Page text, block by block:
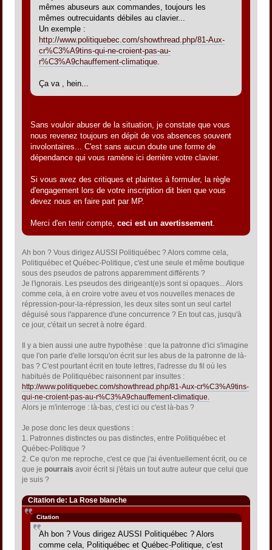
mêmes abuseurs aux commandes, toujours les
mêmes outrecuidants débiles au clavier...
Un exemple :
http://www.politiquebec.com/showthread.php/81-Aux-
cr%C3%A9tins-qui-ne-croient-pas-au-
r%C3%A9chauffement-climatique
Ça va , hein...
Sans vouloir abuser de la situation, je constate que vous
nous revenez toujours en dépit de vos absences souvent
involontaires... C'est sans aucun doute une forme de
dépendance qui vous ramène ici derrière votre clavier.
Si vous avez des critiques et plaintes à formuler, la règle
d'engagement lors de votre inscription dit bien que vous
devez nous en faire part par MP.
Merci d'en tenir compte,ceci est un avertissement.
Ah bon ? Vous dirigez AUSSI Politiquébec ? Alors comme cela,
Politiquébec et Québec-Politique, c'est une seule et même boutique
sous des pseudos de patrons apparemment différents ?
Je l'ignorais. Les pseudos des dirigeant(e)s sont si opaques... Alors
comme cela, à en croire votre aveu et vos nouvelles menaces de
répression-pour-la-répression, les deux sites sont un seul cartel
déguisé sous l'apparence d'une concurrence ? En tout cas, jusqu'à
ce jour, c'était un secret à notre égard.
Il y a bien aussi une autre hypothèse : que la patronne d'ici s'imagine
que l'on parle d'elle lorsqu'on écrit sur les abus de la patronne de là-
bas ? C'est pourtant écrit en toute lettres, l'adresse du fil où les
habitués de Politiquébec raisonnent par insultes :
http://www.politiquebec.com/showthread.php/81-Aux-cr%C3%A9tins-
qui-ne-croient-pas-au-r%C3%A9chauffement-climatique.
Alors je m'interroge : là-bas, c'est ici ou c'est là-bas ?
Je pose donc les deux questions :
1. Patronnes distinctes ou pas distinctes, entre Politiquébec et
Québec-Politique ?
2. Ce qu'on me reproche, c'est ce que j'ai éventuellement écrit, ou ce
que je pourrais avoir écrit si j'étais un tout autre auteur que celui que
je suis ?
Citation de: La Rose blanche
Citation
Ah bon ? Vous dirigez AUSSI Politiquébec ? Alors
comme cela, Politiquébec et Québec-Politique, c'est